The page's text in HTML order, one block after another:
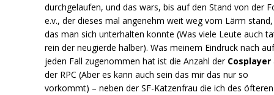
durchgelaufen, und das wars, bis auf den Stand von der
e.v., der dieses mal angenehm weit weg vom Lärm
das man sich unterhalten konnte (Was viele Leute auch
rein der neugierde halber). Was meinem Eindruck nach
jeden Fall zugenommen hat ist die Anzahl der Cosplayer
der RPC (Aber es kann auch sein das mir das nur so
vorkommt) – neben der SF-Katzenfrau die ich des